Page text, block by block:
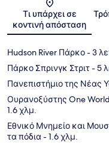
Τι υπάρχει σε
κοντινή απόσταση
Hudson River Πάρκο- 3
Πάρκο Σπρινγκ Στριτ- 5
Πανεπιστήμιο της Νέας
Ουρανοξύστης One
1.6 χλμ.
Εθνικό Μνημείο και
τα πόδια- 1.6 χλμ.